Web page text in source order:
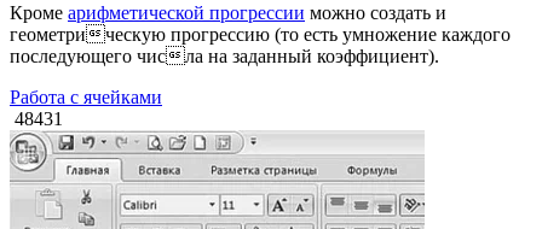
Кроме арифметической прогрессии можно создать и
геометрическую прогрессию (то есть умножение каждого
последующего числа на заданный коэффициент).
Работа с ячейками
48431